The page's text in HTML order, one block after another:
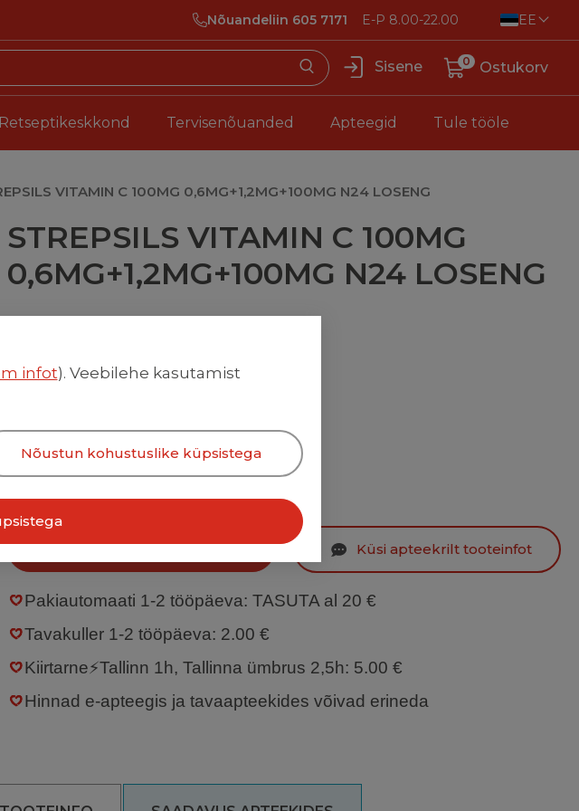
Nõuandeliin 605 7171 E-P 8.00-22.00 EE
Sisene 0 Ostukorv
Retseptikeskkond Tervisenõuanded Apteegid Tule tööle
VITAMIN C 100MG 0,6MG+1,2MG+100MG N24 LOSENG
STREPSILS VITAMIN C 100MG
0,6MG+1,2MG+100MG N24 LOSENG
0,32 €/tk
Lisa ostukorvi Küsi apteekrilt tooteinfot
Pakiautomaati 1-2 tööpäeva: TASUTA al 20 €
Tavakuller 1-2 tööpäeva: 2.00 €
Kiirtarne⚡Tallinn 1h, Tallinna ümbrus 2,5h: 5.00 €
Hinnad e-apteegis ja tavaapteekides võivad erineda
infot). Veebilehe kasutamist
Nõustun kohustuslike küpsistega